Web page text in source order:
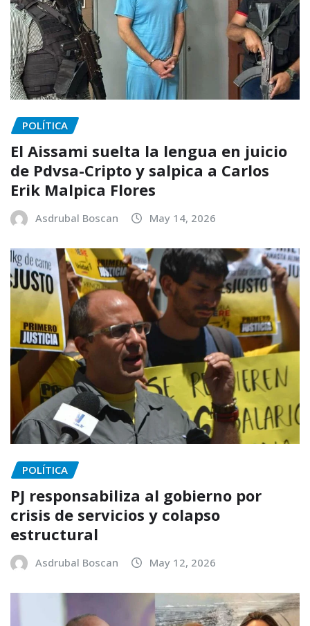
POLÍTICA
El Aissami suelta la lengua en juicio
de Pdvsa-Cripto y salpica a Carlos
Erik Malpica Flores
Asdrubal Boscan May 14, 2026
POLÍTICA
PJ responsabiliza al gobierno por
crisis de servicios y colapso
estructural
Asdrubal Boscan May 12, 2026